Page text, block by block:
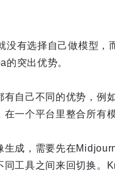
没有选择自己做模型，
的突出优势。
有自己不同的优势，例
在一个平台里整合所有
生成，需要先在
工具之间来回切换。